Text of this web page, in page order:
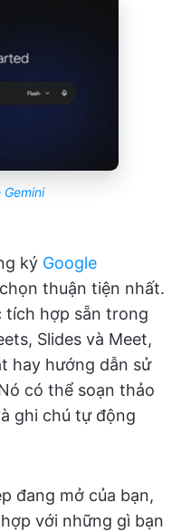
Gemini
ký Google
thuận tiện nhất.
tích hợp sẵn trong
Slides và Meet,
hay hướng dẫn sử
có thể soạn thảo
ghi chú tự động
đang mở của bạn,
với những gì bạn